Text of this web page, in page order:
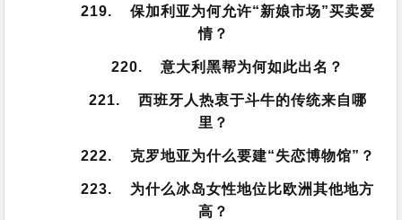
219. 保加利亚为何允许“新娘市场”买卖爱
情？
220. 意大利黑帮为何如此出名？
221. 西班牙人热衷于斗牛的传统来自哪
里？
222. 克罗地亚为什么要建“失恋博物馆”？
223. 为什么冰岛女性地位比欧洲其他地方
高？